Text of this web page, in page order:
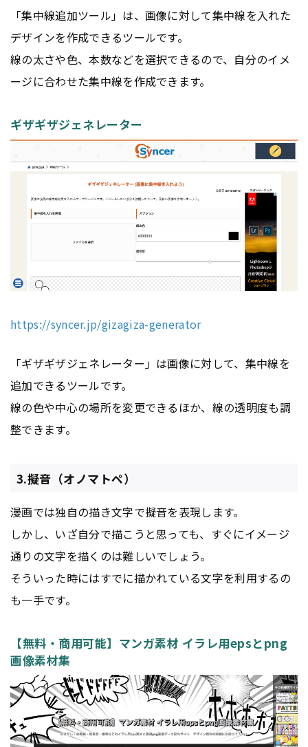
「集中線追加ツール」は、画像に対して集中線を入れた
デザインを作成できるツールです。
線の太さや色、本数などを選択できるので、自分のイメ
ージに合わせた集中線を作成できます。
ギザギザジェネレーター
https://syncer.jp/gizagiza-generator
「ギザギザジェネレーター」は画像に対して、集中線を
追加できるツールです。
線の色や中心の場所を変更できるほか、線の透明度も調
整できます。
3.擬音（オノマトペ）
漫画では独自の描き文字で擬音を表現します。
しかし、いざ自分で描こうと思っても、すぐにイメージ
通りの文字を描くのは難しいでしょう。
そういった時にはすでに描かれている文字を利用するの
も一手です。
【無料・商用可能】マンガ素材 イラレ用epsとpng
画像素材集